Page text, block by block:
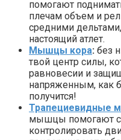
помогают
плечам объем и
средними
настоящий атлет.
Мышцы кора: без
твой центр силы,
равновесии и
напряженным, как
получится!
Трапециевидные
мышцы помогают
контролировать